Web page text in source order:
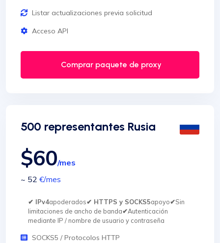
Listar actualizaciones previa solicitud
Acceso API
Comprar paquete de proxy
500 representantes Rusia
$60/mes
~ 52 €/mes
✔ IPv4apoderados✔ HTTPS y SOCKS5apoyo✔Sin
limitaciones de ancho de banda✔Autenticación
mediante IP / nombre de usuario y contraseña
SOCKS5 / Protocolos HTTP